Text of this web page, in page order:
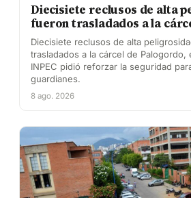
Diecisiete reclusos de alta
fueron trasladados a la
Diecisiete reclusos de alta
trasladados a la cárcel de Palogordo,
INPEC pidió reforzar la seguridad
guardianes.
8 ago. 2026